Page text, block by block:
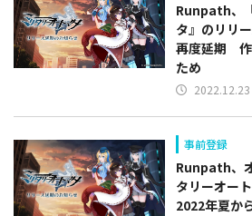
Runpath、
タ』のリリ
再度延期 作
ため
事前登録
Runpath、
タリーオー
2022年夏か